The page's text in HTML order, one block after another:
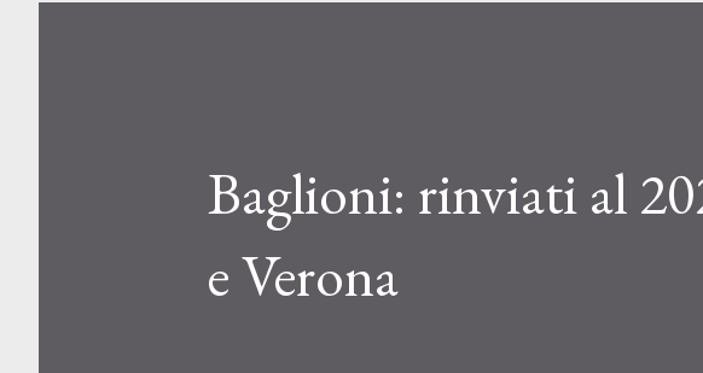
Baglioni: rinviati al
e Verona